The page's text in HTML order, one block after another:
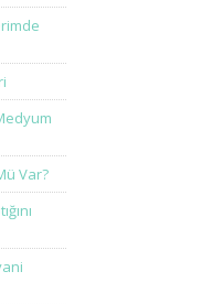
Var?